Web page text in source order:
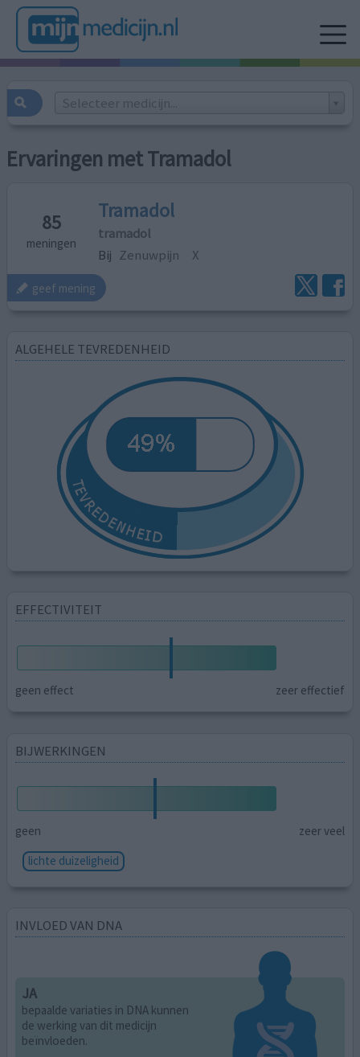
Selecteer medicijn...
Ervaringen met Tramadol
85
meningen
Tramadol
tramadol
Bij Zenuwpijn X
geef mening
ALGEHELE TEVREDENHEID
EFFECTIVITEIT
geen effect zeer effectief
BIJWERKINGEN
geen
zeer veel
lichte duizeligheid
INVLOED VAN DNA
JA
bepaalde variaties in DNA kunnen
de werking van dit medicijn
beïnvloeden.